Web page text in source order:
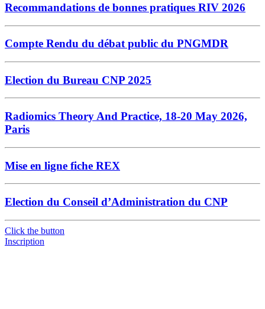
Recommandations de bonnes pratiques RIV 2026
Compte Rendu du débat public du PNGMDR
Election du Bureau CNP 2025
Radiomics Theory And Practice, 18-20 May 2026,
Paris
Mise en ligne fiche REX
Election du Conseil d’Administration du CNP
Click the button
Inscription